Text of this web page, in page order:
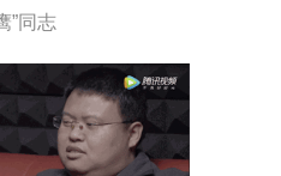
”同志